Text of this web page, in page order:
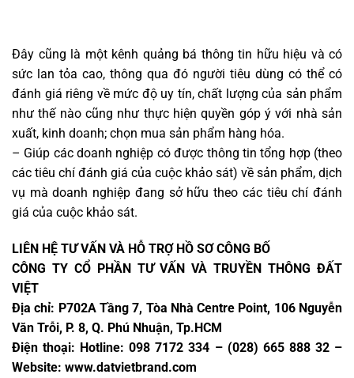
Đây cũng là một kênh quảng bá thông tin hữu hiệu và có
sức lan tỏa cao, thông qua đó người tiêu dùng có thể có
đánh giá riêng về mức độ uy tín, chất lượng của sản phẩm
như thế nào cũng như thực hiện quyền góp ý với nhà sản
xuất, kinh doanh; chọn mua sản phẩm hàng hóa.
– Giúp các doanh nghiệp có được thông tin tổng hợp (theo
các tiêu chí đánh giá của cuộc khảo sát) về sản phẩm, dịch
vụ mà doanh nghiệp đang sở hữu theo các tiêu chí đánh
giá của cuộc khảo sát.
LIÊN HỆ TƯ VẤN VÀ HỖ TRỢ HỒ SƠ CÔNG BỐ
CÔNG TY CỔ PHẦN TƯ VẤN VÀ TRUYỀN THÔNG ĐẤT
VIỆT
Địa chỉ: P702A Tầng 7, Tòa Nhà Centre Point, 106 Nguyễn
Văn Trỗi, P. 8, Q. Phú Nhuận, Tp.HCM
Điện thoại: Hotline: 098 7172 334 – (028) 665 888 32 –
Website: www.datvietbrand.com